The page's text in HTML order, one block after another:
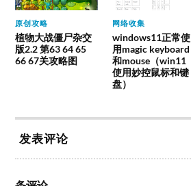
原创攻略
植物大战僵尸杂交
版2.2 第63 64 65
66 67关攻略图
网络收集
windows11正常使
用magic keyboard
和mouse（win11
使用妙控鼠标和键
盘）
发表评论